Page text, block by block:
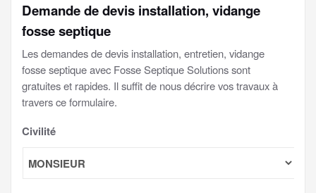
Demande de devis installation, vidange
fosse septique
Les demandes de devis installation, entretien, vidange
fosse septique avec Fosse Septique Solutions sont
gratuites et rapides. Il suffit de nous décrire vos travaux à
travers ce formulaire.
Civilité